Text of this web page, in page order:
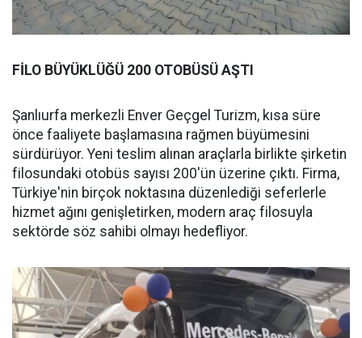
FİLO BÜYÜKLÜĞÜ 200 OTOBÜSÜ AŞTI
Şanlıurfa merkezli Enver Geçgel Turizm, kısa süre
önce faaliyete başlamasına rağmen büyümesini
sürdürüyor. Yeni teslim alınan araçlarla birlikte şirketin
filosundaki otobüs sayısı 200'ün üzerine çıktı. Firma,
Türkiye'nin birçok noktasına düzenlediği seferlerle
hizmet ağını genişletirken, modern araç filosuyla
sektörde söz sahibi olmayı hedefliyor.